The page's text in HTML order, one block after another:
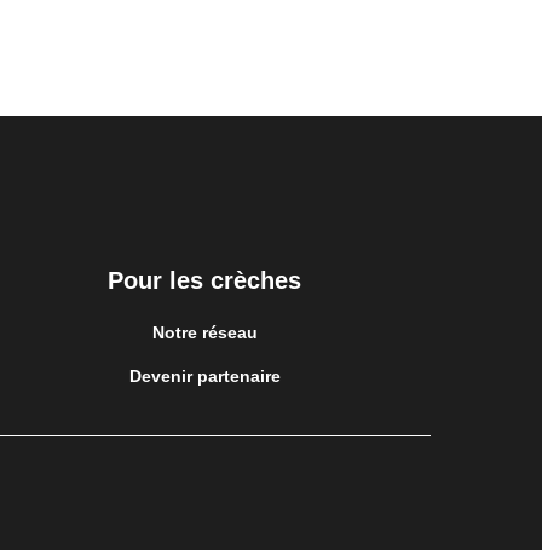
Pour les crèches
Notre réseau
Devenir partenaire